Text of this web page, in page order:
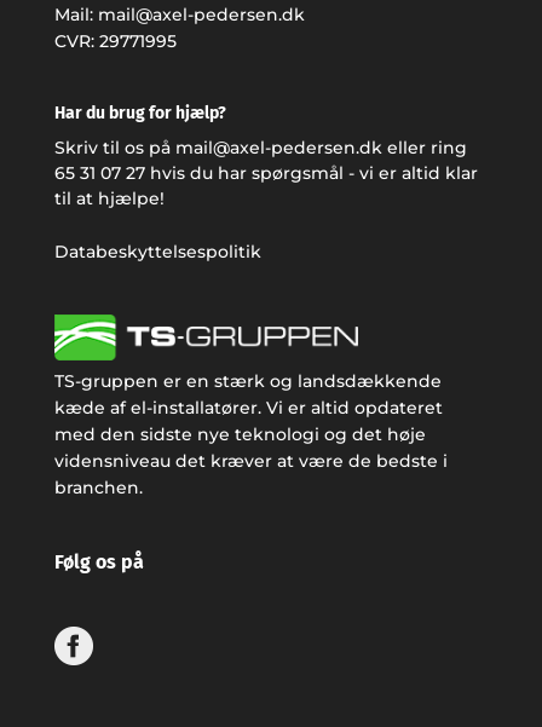
Mail: mail@axel-pedersen.dk
CVR: 29771995
Har du brug for hjælp?
Skriv til os på mail@axel-pedersen.dk eller ring
65 31 07 27hvis du har spørgsmål - vi er altid klar
til at hjælpe!
Databeskyttelsespolitik
TS-gruppen er en stærk og landsdækkende
kæde af el-installatører. Vi er altid opdateret
med den sidste nye teknologi og det høje
vidensniveau det kræver at være de bedste i
branchen.
Følg os på